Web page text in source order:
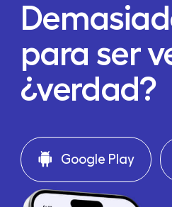
para ser
¿verdad?
Google Play